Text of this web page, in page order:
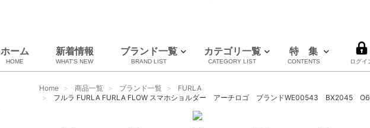
ホーム
HOME
新着情報
WHAT'S NEW
ブランド一覧
BRAND LIST
ルイヴィトン
シャネル
エルメス
全てのブランドを見る
カテゴリ一覧
CATEGORY LIST
バッグ＆ポーチ
アロマ＆フレグランス
雑貨・その他
USED Hermès
USED CHANEL
USED other
特 集
CONTENTS ログイ
Home 商品一覧 ブランド一覧
FURLA
フルラ FURLA FURLA FLOW スマホショルダー アーチロゴ ブランドWE00543 BX2045